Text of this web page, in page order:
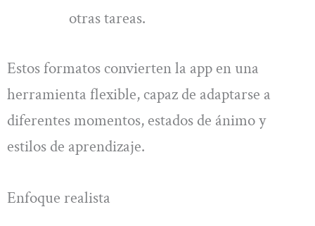
otras tareas.
Estos formatos convierten la app en una
herramienta flexible, capaz de adaptarse a
diferentes momentos, estados de ánimo y
estilos de aprendizaje.
Enfoque realista